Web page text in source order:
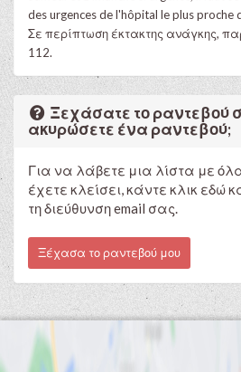
des urgences de l'hôpital le plus proche
Σε περίπτωση έκτακτης ανάγκης,
112.
Ξεχάσατε το ραντεβού
ακυρώσετε ένα ραντεβού;
Για να λάβετε μια λίστα με
έχετε κλείσει, κάντε κλικ εδώ
τη διεύθυνση email σας.
Ξέχασα το ραντεβού μου